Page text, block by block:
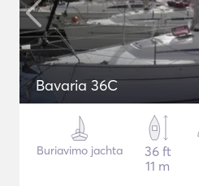
Bavaria 36C
Buriavimo jachta
36 ft
11 m